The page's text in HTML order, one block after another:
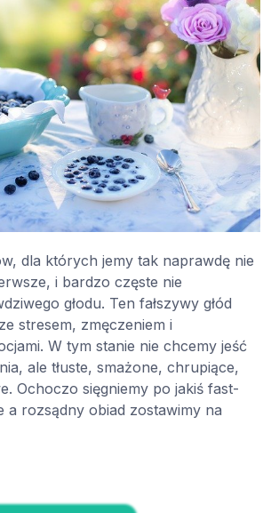
dla których jemy tak naprawdę nie
i bardzo częste nie
głodu. Ten fałszywy głód
stresem, zmęczeniem i
W tym stanie nie chcemy jeść
ale tłuste, smażone, chrupiące,
Ochoczo sięgniemy po jakiś fast-
a rozsądny obiad zostawimy na